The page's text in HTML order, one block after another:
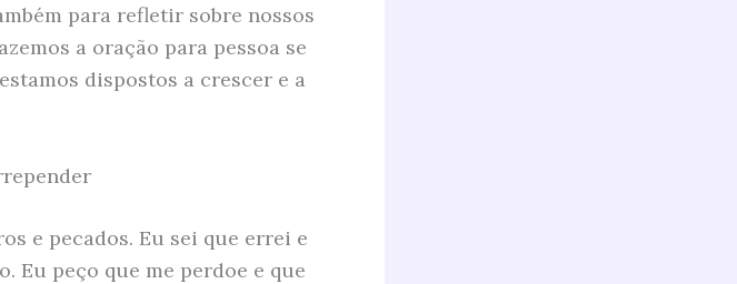
para refletir sobre nossos
a oração para pessoa se
dispostos a crescer e a
e pecados. Eu sei que errei e
Eu peço que me perdoe e que